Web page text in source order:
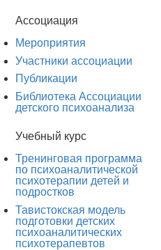
Ассоциация
Мероприятия
Участники ассоциации
Публикации
Библиотека Ассоциации
детского психоанализа
Учебный курс
Тренинговая программа
по психоаналитической
психотерапии детей и
подростков
Тавистокская модель
подготовки детских
психоаналитических
психотерапевтов